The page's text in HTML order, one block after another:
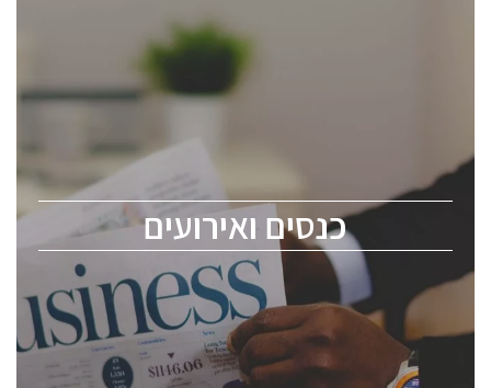
כנסים ואירועים
כנסים ואירועים
לכל העוסקים בתעשיית הסמיקונדקטור כולל מהנדסים,
ChipEx2026 will be held on May 12-13, 2026. The
conference is intended for everyone involved in the
semiconductor industry, including engineers,
professional experts, and senior executives.